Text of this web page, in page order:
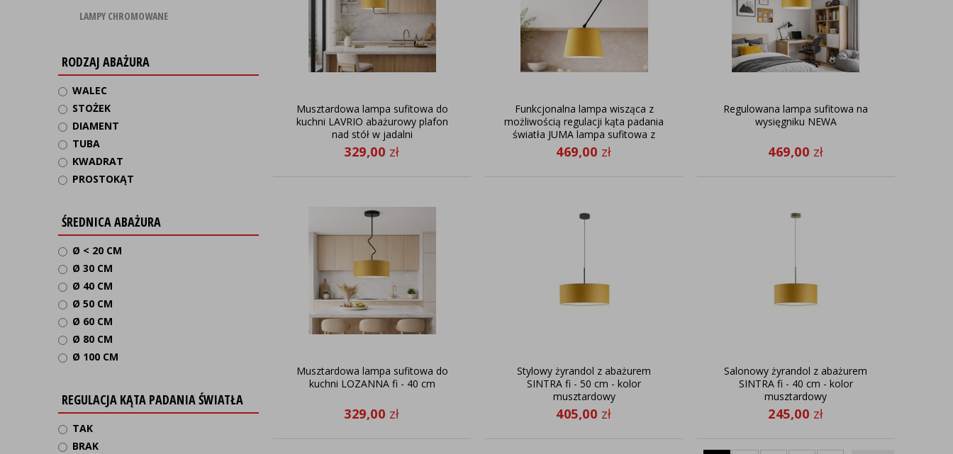
LAMPY CHROMOWANE
RODZAJ ABAŻURA
WALEC
STOŻEK
DIAMENT
TUBA
KWADRAT
PROSTOKĄT
ŚREDNICA ABAŻURA
Ø < 20 CM
Ø 30 CM
Ø 40 CM
Ø 50 CM
Ø 60 CM
Ø 80 CM
Ø 100 CM
REGULACJA KĄTA PADANIA ŚWIATŁA
TAK
BRAK
Musztardowa lampa sufitowa do
kuchni LAVRIO abażurowy plafon
nad stół w jadalni
329,00 zł
Funkcjonalna lampa wisząca z
możliwością regulacji kąta padania
światła JUMA lampa sufitowa z
ruchomym ramieniem
469,00 zł
Regulowana lampa sufitowa na
wysięgniku NEWA
469,00 zł
Musztardowa lampa sufitowa do
kuchni LOZANNA fi - 40 cm
329,00 zł
Stylowy żyrandol z abażurem
SINTRA fi - 50 cm - kolor
musztardowy
405,00 zł
Salonowy żyrandol z abażurem
SINTRA fi - 40 cm - kolor
musztardowy
245,00 zł